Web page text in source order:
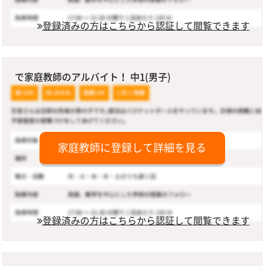
登録済みの方はこちらから認証して閲覧できます
で家庭教師のアルバイト！ 中1(男子)
家庭教師に登録して詳細を見る
登録済みの方はこちらから認証して閲覧できます